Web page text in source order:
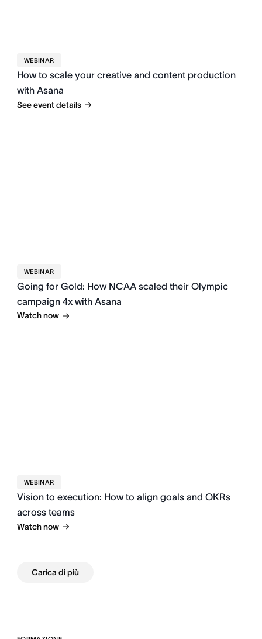
WEBINAR
How to scale your creative and content production
with Asana
See event details
WEBINAR
Going for Gold: How NCAA scaled their Olympic
campaign 4x with Asana
Watch now
WEBINAR
Vision to execution: How to align goals and OKRs
across teams
Watch now
Carica di più